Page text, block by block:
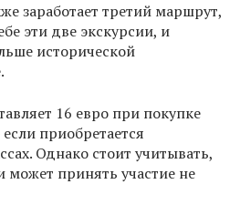
заработает третий маршрут,
эти две экскурсии, и
исторической
16 евро при покупке
приобретается
Однако стоит учитывать,
может принять участие не